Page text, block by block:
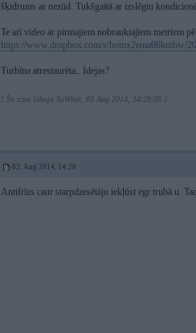
šķidrums ar nezūd. Tukšgaitā ar izslēgtu
Te arī video ar pirmajiem nobrauktajiem metriem
https://www.dropbox.com/s/hotnx2ema06kmhw/
Turbīna atrestaurēta.. Idejas?
[ Šo ziņu laboja SoWhat, 03 Aug 2014, 14:29:05 ]
03. Aug 2014, 14:28
Antifrīzs caur starpdzesētāju iekļūst egr trubā u.